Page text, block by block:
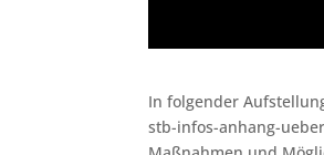
In folgender
stb-infos-anhang-